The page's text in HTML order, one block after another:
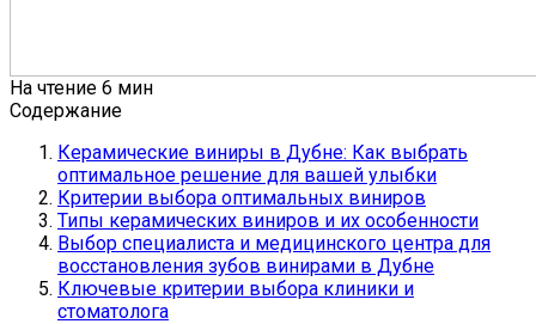
На чтение 6 мин
Содержание
Керамические виниры в Дубне: Как выбрать
оптимальное решение для вашей улыбки
Критерии выбора оптимальных виниров
Типы керамических виниров и их особенности
Выбор специалиста и медицинского центра для
восстановления зубов винирами в Дубне
Ключевые критерии выбора клиники и
стоматолога